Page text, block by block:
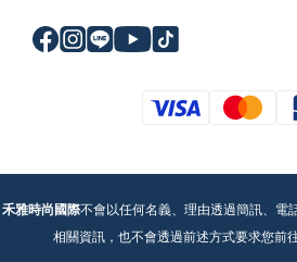
禾雅時尚國際不會以任何名義、理由透過簡訊、電
相關資訊，也不會透過前述方式要求您前